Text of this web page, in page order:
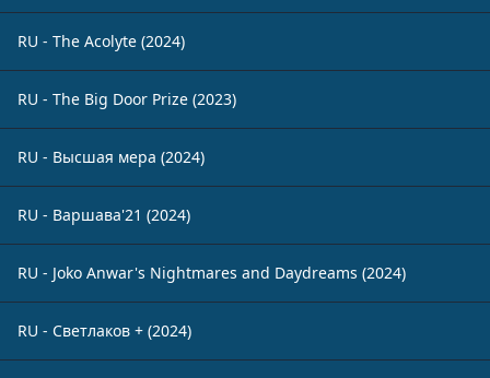
RU - The Acolyte (2024)
RU - The Big Door Prize (2023)
RU - Высшая мера (2024)
RU - Варшава'21 (2024)
RU - Joko Anwar's Nightmares and Daydreams (2024)
RU - Светлаков + (2024)